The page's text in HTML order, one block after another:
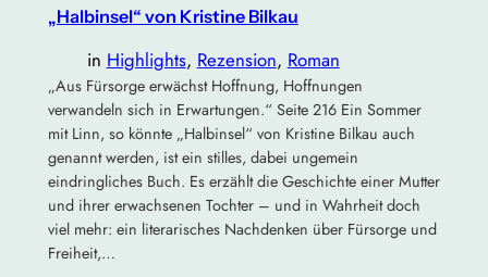
„Halbinsel“ von Kristine Bilkau
in Highlights, Rezension, Roman
„Aus Fürsorge erwächst Hoffnung, Hoffnungen
verwandeln sich in Erwartungen.“ Seite 216 Ein Sommer
mit Linn, so könnte „Halbinsel“ von Kristine Bilkau auch
genannt werden, ist ein stilles, dabei ungemein
eindringliches Buch. Es erzählt die Geschichte einer Mutter
und ihrer erwachsenen Tochter – und in Wahrheit doch
viel mehr: ein literarisches Nachdenken über Fürsorge und
Freiheit,…